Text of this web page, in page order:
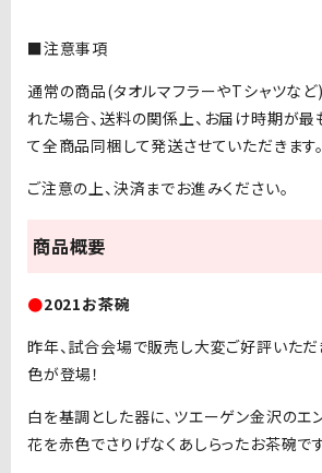
■注意事項
通常の商品(タオルマフラーやTシャツな
れた場合、送料の関係上、お届け時期が
て全商品同梱して発送させていただきます。
ご注意の上、決済までお進みください。
商品概要
●2021お茶碗
昨年、試合会場で販売し大変ご好評いた
色が登場！
白を基調とした器に、ツエーゲン金沢のエ
花を赤色でさりげなくあしらったお茶碗です